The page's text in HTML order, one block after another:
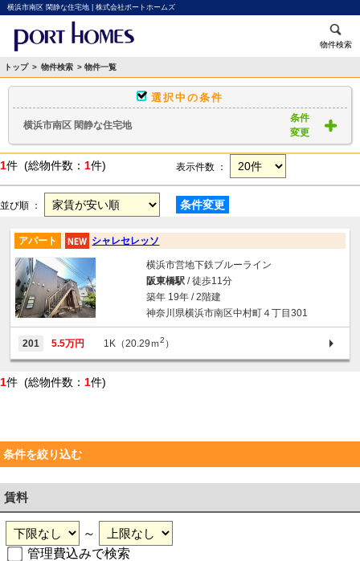
横浜市南区 閑静な住宅地 | 株式会社ポートホームズ
物件検索
トップ > 物件検索 > 物件一覧
選択中の条件
横浜市南区 閑静な住宅地
条件
変更
1件 (総物件数： 1件) 表示件数 ：
並び順 ： 条件変更
アパート シャレセレッソ
横浜市営地下鉄ブルーライン
阪東橋駅/ 徒歩11分
築年 19年 / 2階建
神奈川県横浜市南区中村町４丁目301
201 5.5万円 1K（20.29ｍ2 ）
1件 (総物件数： 1件)
条件を絞り込む
賃料
～
管理費込みで検索